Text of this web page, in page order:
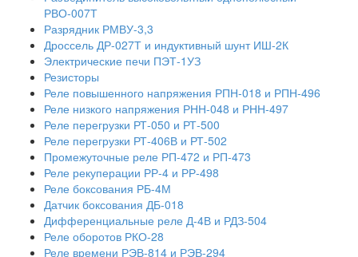
РВО-007Т
Разрядник РМВУ-3,3
Дроссель ДР-027Т и индуктивный шунт ИШ-2К
Электрические печи ПЭТ-1УЗ
Резисторы
Реле повышенного напряжения РПН-018 и РПН-496
Реле низкого напряжения РНН-048 и РНН-497
Реле перегрузки РТ-050 и РТ-500
Реле перегрузки РТ-406В и РТ-502
Промежуточные реле РП-472 и РП-473
Реле рекуперации РР-4 и РР-498
Реле боксования РБ-4М
Датчик боксования ДБ-018
Дифференциальные реле Д-4В и РДЗ-504
Реле оборотов РКО-28
Реле времени РЭВ-814 и РЭВ-294